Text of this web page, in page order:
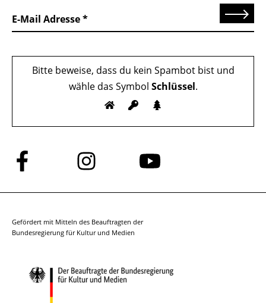
E-Mail Adresse Senden
Bitte beweise, dass du kein Spambot bist und
wähle das Symbol Schlüssel.
Folge
uns
auf
Folge
uns
auf
Folge
auf
Gefördert mit Mitteln des Beauftragten der
Bundesregierung für Kultur und Medien